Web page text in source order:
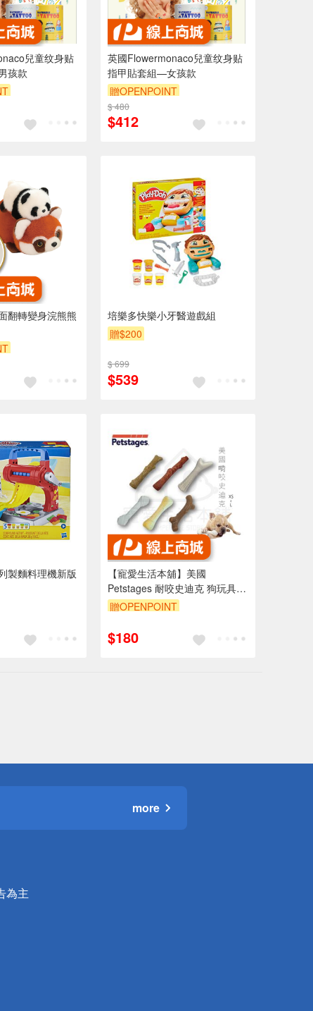
兒童纹身贴
孩款
英國Flowermonaco兒童纹身贴
指甲貼套組—女孩款
贈OPENPOINT
$ 480
$412
翻轉變身浣熊熊
培樂多快樂小牙醫遊戲組
贈$200
$ 699
$539
製麵料理機新版
【寵愛生活本舖】美國
Petstages 耐咬史迪克 狗玩具
啃咬 磨牙 寵物玩具 BBQ 奇異鹿
贈OPENPOINT
$180
more
為主